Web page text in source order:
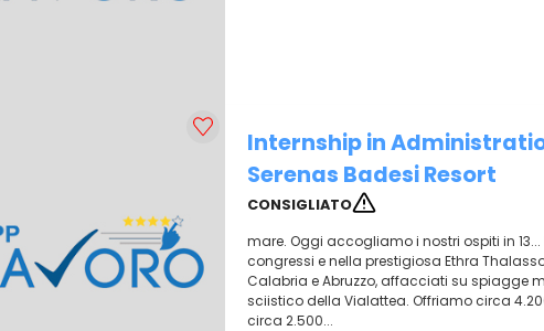
Internship in
Serenas Badesi Resort
CONSIGLIATO
mare. Oggi accogliamo i nostri ospiti in
congressi e nella prestigiosa Ethra
Calabria e Abruzzo, affacciati su spiagge
sciistico della Vialattea. Offriamo circa
circa 2.500...